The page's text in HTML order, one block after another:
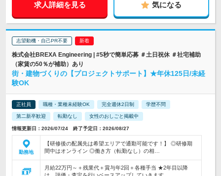
求人詳細を見る 気になる
志望動機・自己PR不要
株式会社BREXA Engineering | #5秒で簡単応募 ＃土日祝休 ＃社宅補助
（家賃の50％が補助）あり
街・建物づくりの【プロジェクトサポート】★年休125日/未経
験OK
正社員 職種・業種未経験OK 完全週休2日制 学歴不問
第二新卒歓迎 転勤なし 女性のおしごと掲載中
情報更新日：2026/07/24 終了予定日：2026/08/27
勤務地
【研修後の配属先は希望エリアで通勤可能です！】 ◎研修期
間中はオンライン ◎働き方（転勤なし）の相…
月給22万円～＋残業代＋賞与年2回＋各種手当 ★2年目以降